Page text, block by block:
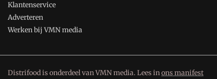
Klantenservice
Adverteren
Werken bij VMN media
Distrifood is onderdeel van VMN media. Lees inons manifest